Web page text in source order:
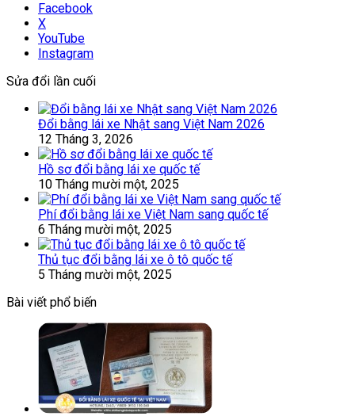
Facebook
X
YouTube
Instagram
Sửa đổi lần cuối
Đổi bằng lái xe Nhật sang Việt Nam 2026
12 Tháng 3, 2026
Hồ sơ đổi bằng lái xe quốc tế
10 Tháng mười một, 2025
Phí đổi bằng lái xe Việt Nam sang quốc tế
6 Tháng mười một, 2025
Thủ tục đổi bằng lái xe ô tô quốc tế
5 Tháng mười một, 2025
Bài viết phổ biến